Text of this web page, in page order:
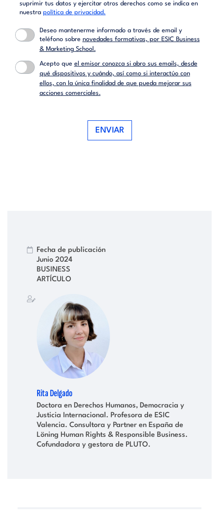
suprimir tus datos y ejercitar otros derechos como se indica en
nuestra política de privacidad.
Deseo mantenerme informado a través de email y
teléfono sobre novedades formativas, por ESIC Business
& Marketing School.
Acepto que el emisor conozca si abro sus emails, desde
qué dispositivos y cuándo, así como si interactúo con
ellos, con la única finalidad de que pueda mejorar sus
acciones comerciales.
ENVIAR
Fecha de publicación
Junio 2024
BUSINESS
ARTÍCULO
Rita Delgado
Doctora en Derechos Humanos, Democracia y
Justicia Internacional. Profesora de ESIC
Valencia. Consultora y Partner en España de
Löning Human Rights & Responsible Business.
Cofundadora y gestora de PLUTO.